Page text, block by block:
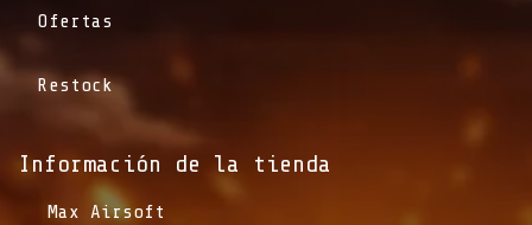
Ofertas
Restock
Información de la tienda​
​Max Airsoft